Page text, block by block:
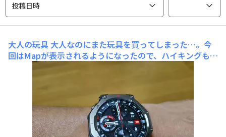
投稿日時
大人の玩具 大人なのにまた玩具を買ってしまった…。今
回はMapが表示されるようになったので、ハイキングも楽
しくなりそうです。ケイデンスとハートレートセンサーも